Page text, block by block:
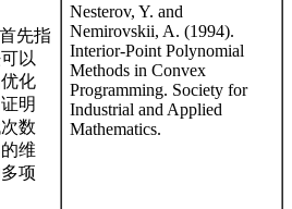
首先指
以
化
明
数
维
项
Nesterov, Y. and
Nemirovskii, A. (1994).
Interior-Point Polynomial
Methods in Convex
Programming. Society for
Industrial and Applied
Mathematics.